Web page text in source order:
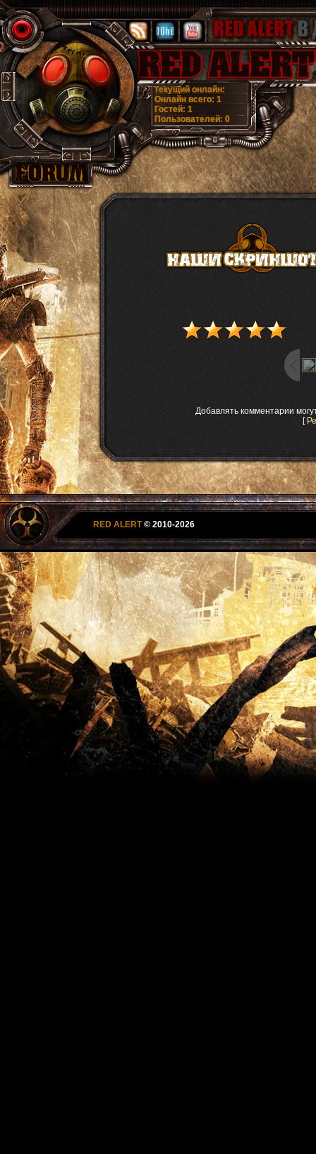
Онлайн всего: 1
Гостей: 1
Пользователей: 0
текущий онлайн:
Добавлять комментарии
[
RED ALERT © 2010-2026